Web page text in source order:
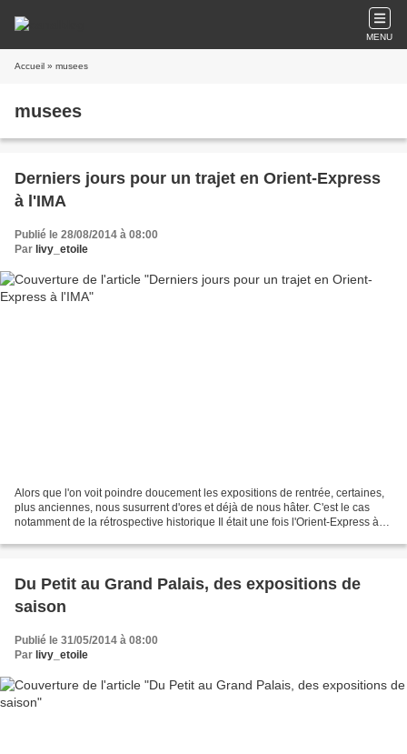
MENU
Accueil » musees
musees
Derniers jours pour un trajet en Orient-Express
à l'IMA
Publié le 28/08/2014 à 08:00
Par livy_etoile
Alors que l'on voit poindre doucement les expositions de rentrée, certaines,
plus anciennes, nous susurrent d'ores et déjà de nous hâter. C'est le cas
notamment de la rétrospective historique Il était une fois l'Orient-Express à
Du Petit au Grand Palais, des expositions de
saison
Publié le 31/05/2014 à 08:00
Par livy_etoile